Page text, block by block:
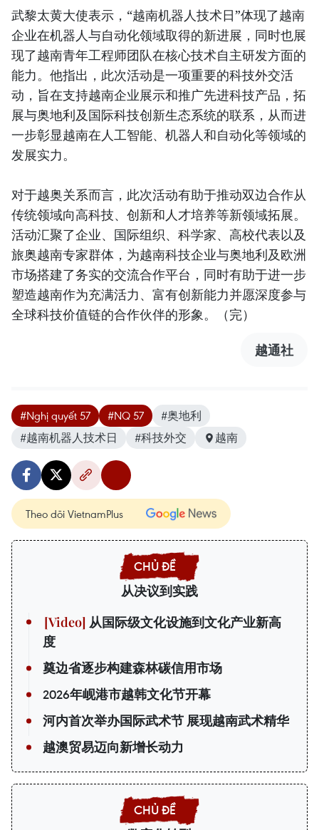
武黎太黄大使表示，“越南机器人技术日”体现了越南
企业在机器人与自动化领域取得的新进展，同时也展
现了越南青年工程师团队在核心技术自主研发方面的
能力。他指出，此次活动是一项重要的科技外交活
动，旨在支持越南企业展示和推广先进科技产品，拓
展与奥地利及国际科技创新生态系统的联系，从而进
一步彰显越南在人工智能、机器人和自动化等领域的
发展实力。
对于越奥关系而言，此次活动有助于推动双边合作从
传统领域向高科技、创新和人才培养等新领域拓展。
活动汇聚了企业、国际组织、科学家、高校代表以及
旅奥越南专家群体，为越南科技企业与奥地利及欧洲
市场搭建了务实的交流合作平台，同时有助于进一步
塑造越南作为充满活力、富有创新能力并愿深度参与
全球科技价值链的合作伙伴的形象。（完）
越通社
#Nghị quyết 57 #NQ 57
#奥地利
#越南机器人技术日
#科技外交 越南
Theo dõi VietnamPlus
从决议到实践
从国际级文化设施到文化产业新高
度
奠边省逐步构建森林碳信用市场
2026年岘港市越韩文化节开幕
河内首次举办国际武术节 展现越南武术精华
越澳贸易迈向新增长动力